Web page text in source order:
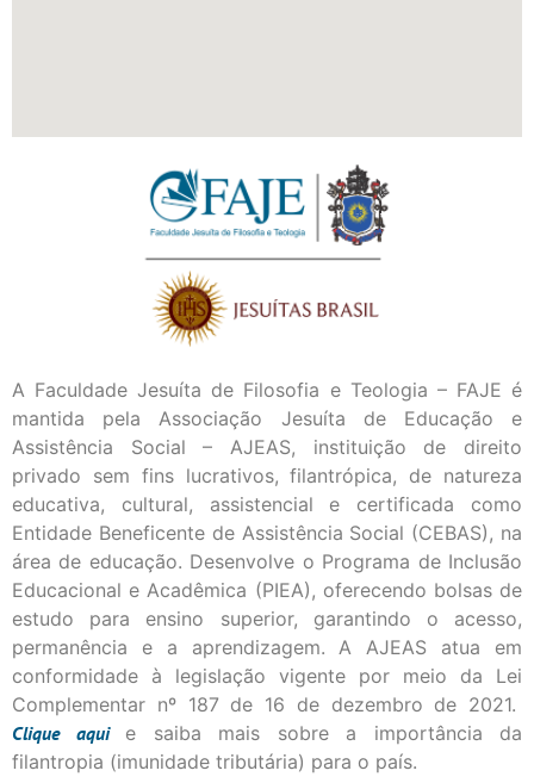
A Faculdade Jesuíta de Filosofia e Teologia – FAJE é
mantida pela Associação Jesuíta de Educação e
Assistência Social – AJEAS, instituição de direito
privado sem fins lucrativos, filantrópica, de natureza
educativa, cultural, assistencial e certificada como
Entidade Beneficente de Assistência Social (CEBAS), na
área de educação. Desenvolve o Programa de Inclusão
Educacional e Acadêmica (PIEA), oferecendo bolsas de
estudo para ensino superior, garantindo o acesso,
permanência e a aprendizagem. A AJEAS atua em
conformidade à legislação vigente por meio da Lei
Complementar nº 187 de 16 de dezembro de 2021.
Cliqueaqui
e saiba mais sobre a importância da
filantropia (imunidade tributária) para o país.